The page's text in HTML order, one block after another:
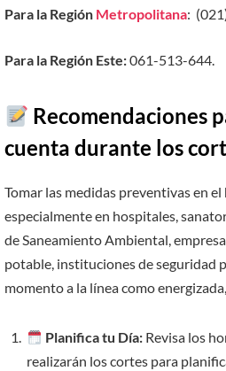
Para la Región Metropolitana:
Para la Región Este:061-513-644.
Recomendaciones
cuenta durante los
Tomar las medidas preventivas en
especialmente en hospitales,
de Saneamiento Ambiental,
potable, instituciones de seguridad
momento a la línea como
Planifica tu Día: Revisa los
realizarán los cortes para